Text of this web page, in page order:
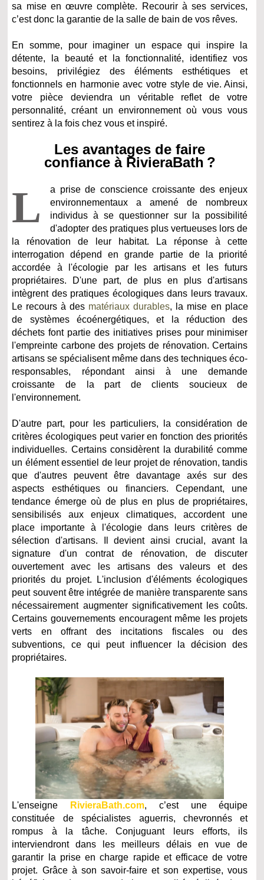
sa mise en œuvre complète. Recourir à ses services,
c’est donc la garantie de la salle de bain de vos rêves.
En somme, pour imaginer un espace qui inspire la
détente, la beauté et la fonctionnalité, identifiez vos
besoins, privilégiez des éléments esthétiques et
fonctionnels en harmonie avec votre style de vie. Ainsi,
votre pièce deviendra un véritable reflet de votre
personnalité, créant un environnement où vous vous
sentirez à la fois chez vous et inspiré.
Les avantages de faire
confiance à RivieraBath ?
L
a prise de conscience croissante des enjeux
environnementaux a amené de nombreux
individus à se questionner sur la possibilité
d'adopter des pratiques plus vertueuses lors de
la rénovation de leur habitat. La réponse à cette
interrogation dépend en grande partie de la priorité
accordée à l'écologie par les artisans et les futurs
propriétaires. D'une part, de plus en plus d'artisans
intègrent des pratiques écologiques dans leurs travaux.
Le recours à des matériaux durables, la mise en place
de systèmes écoénergétiques, et la réduction des
déchets font partie des initiatives prises pour minimiser
l'empreinte carbone des projets de rénovation. Certains
artisans se spécialisent même dans des techniques éco-
responsables, répondant ainsi à une demande
croissante de la part de clients soucieux de
l'environnement.
D'autre part, pour les particuliers, la considération de
critères écologiques peut varier en fonction des priorités
individuelles. Certains considèrent la durabilité comme
un élément essentiel de leur projet de rénovation, tandis
que d'autres peuvent être davantage axés sur des
aspects esthétiques ou financiers. Cependant, une
tendance émerge où de plus en plus de propriétaires,
sensibilisés aux enjeux climatiques, accordent une
place importante à l'écologie dans leurs critères de
sélection d'artisans. Il devient ainsi crucial, avant la
signature d'un contrat de rénovation, de discuter
ouvertement avec les artisans des valeurs et des
priorités du projet. L'inclusion d'éléments écologiques
peut souvent être intégrée de manière transparente sans
nécessairement augmenter significativement les coûts.
Certains gouvernements encouragent même les projets
verts en offrant des incitations fiscales ou des
subventions, ce qui peut influencer la décision des
propriétaires.
L'enseigne RivieraBath.com, c’est une équipe
constituée de spécialistes aguerris, chevronnés et
rompus à la tâche. Conjuguant leurs efforts, ils
interviendront dans les meilleurs délais en vue de
garantir la prise en charge rapide et efficace de votre
projet. Grâce à son savoir-faire et son expertise, vous